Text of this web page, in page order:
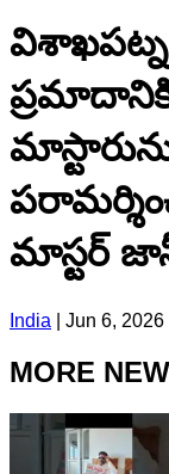
ప్రమాదానికి
మాస్టర్
India Jun 6, 2026
MORE